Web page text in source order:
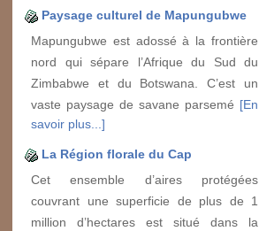
Paysage culturel de Mapungubwe
Mapungubwe est adossé à la frontière
nord qui sépare l’Afrique du Sud du
Zimbabwe et du Botswana. C’est un
vaste paysage de savane parsemé [En
savoir plus...]
La Région florale du Cap
Cet ensemble d’aires protégées
couvrant une superficie de plus de 1
million d’hectares est situé dans la